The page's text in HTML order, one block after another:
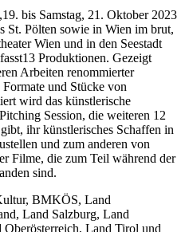
bis Samstag, 21. Oktober 2023
St. Pölten sowie in Wien im brut,
Wien und in den Seestadt
Produktionen. Gezeigt
Arbeiten renommierter
und Stücke von
wird das künstlerische
Session, die weiteren 12
ihr künstlerisches Schaffen in
und zum anderen von
Filme, die zum Teil während der
sind.
BMKÖS, Land
Land Salzburg, Land
Land Tirol und